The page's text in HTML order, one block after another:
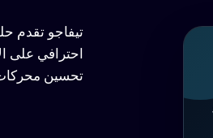
تيفاجو تقدم
احترافي على
تحسين محركات